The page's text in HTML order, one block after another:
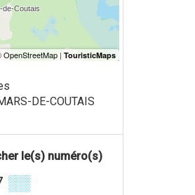
DE-COUTAIS
le(s) numéro(s)
▒▒